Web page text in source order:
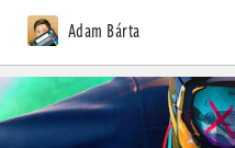
Adam Bárta